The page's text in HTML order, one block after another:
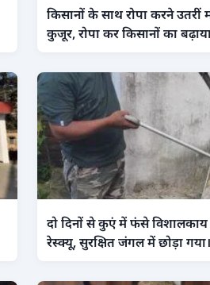
किसानों के साथ रोपा करने उतरीं
कुजूर, रोपा कर किसानों का
दो दिनों से कुएं में फंसे
रेस्क्यू, सुरक्षित जंगल में छोड़ा गया।